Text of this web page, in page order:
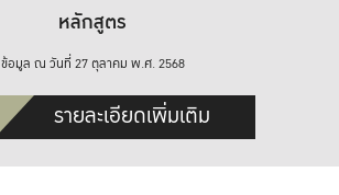
หลักสูตร
ข้อมูล ณ วันที่ 27 ตุลาคม พ.ศ. 2568
รายละเอียดเพิ่มเติม